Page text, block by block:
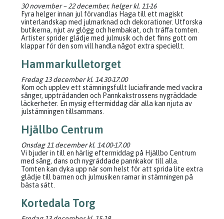
30 november – 22 december, helger kl. 11-16
Fyra helger innan jul förvandlas Haga till ett magiskt
vinterlandskap med julmarknad och dekorationer. Utforska
butikerna, njut av glögg och hembakat, och träffa tomten.
Artister sprider glädje med julmusik och det finns gott om
klappar för den som vill handla något extra speciellt.
Hammarkulletorget
Fredag 13 december kl. 14.30-17.00
Kom och upplev ett stämningsfullt luciafirande med vackra
sånger, uppträdanden och Pannkakstrossens nygräddade
läckerheter. En mysig eftermiddag där alla kan njuta av
julstämningen tillsammans.
Hjällbo Centrum
Onsdag 11 december kl. 14.00-17.00
Vi bjuder in till en härlig eftermiddag på Hjällbo Centrum
med sång, dans och nygräddade pannkakor till alla.
Tomten kan dyka upp när som helst för att sprida lite extra
glädje till barnen och julmusiken ramar in stämningen på
bästa sätt.
Kortedala Torg